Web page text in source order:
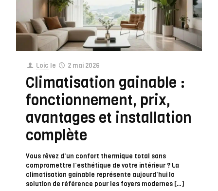
Loic le 2 mai 2026
Climatisation gainable :
fonctionnement, prix,
avantages et installation
complète
Vous rêvez d’un confort thermique total sans
compromettre l’esthétique de votre intérieur ? La
climatisation gainable représente aujourd’hui la
solution de référence pour les foyers modernes […]